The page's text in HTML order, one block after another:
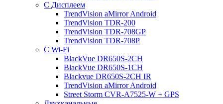
С Дисплеем
TrendVision aMirror Android
TrendVision TDR-200
TrendVision TDR-708GP
TrendVision TDR-708P
С Wi-Fi
BlackVue DR650S-2CH
BlackVue DR650S-1CH
Blackvue DR650S-2CH IR
TrendVision aMirror Android
Street Storm CVR-A7525-W + GPS